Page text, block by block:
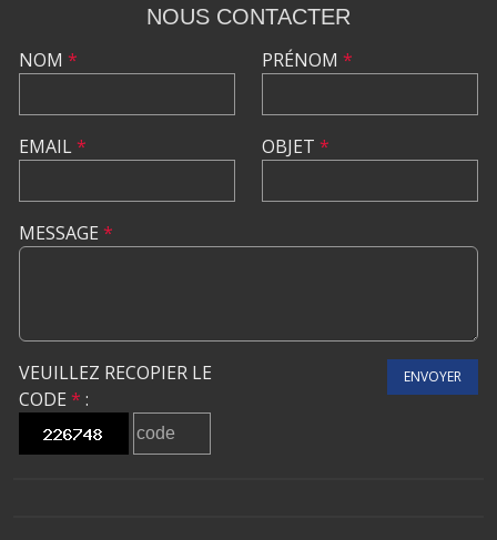
NOUS CONTACTER
NOM *
EMAIL*
PRÉNOM *
OBJET *
MESSAGE *
VEUILLEZ RECOPIER LE
CODE * :
ENVOYER